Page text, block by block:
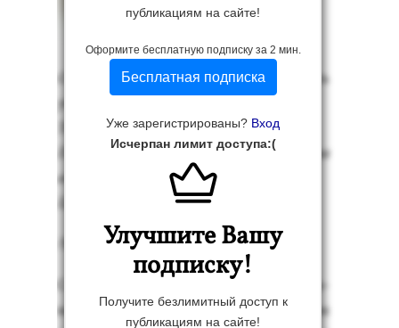
публикациям на сайте!
Оформите бесплатную подписку за 2 мин.
Бесплатная подписка
Уже зарегистрированы? Вход
Исчерпан лимит доступа:(
Улучшите Вашу
подписку!
Получите безлимитный доступ к
публикациям на сайте!
Ой, где был я вче­ра - не най­ду, хоть
убей.
Толь­ко пом­ню, что сте­ны - с обо­ями,
Пом­ню - Клав­ка бы­ла, и под­ру­га при
ей,
Це­ловал­ся на кух­не с обо­ими.
/В.Вы­соц­кий/
Со сво­ей бу­дущей же­ной Ва­лер­ка поз­
на­комил­ся... в пос­те­ли. Од­нажды он